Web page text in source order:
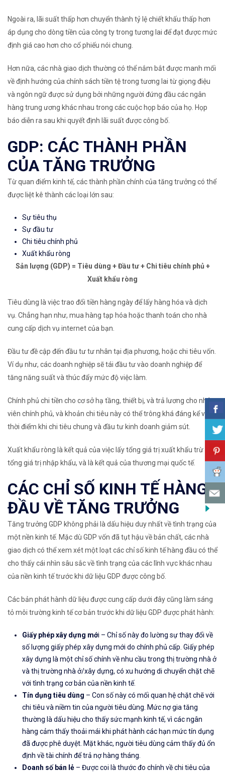
Ngoài ra, lãi suất thấp hơn chuyển thành tỷ lệ chiết khấu thấp hơn
áp dụng cho dòng tiền của công ty trong tương lai để đạt được mức
định giá cao hơn cho cổ phiếu nói chung.
Hơn nữa, các nhà giao dịch thường có thể nắm bắt được manh mối
về định hướng của chính sách tiền tệ trong tương lai từ giọng điệu
và ngôn ngữ được sử dụng bởi những người đứng đầu các ngân
hàng trung ương khác nhau trong các cuộc họp báo của họ. Họp
báo diễn ra sau khi quyết định lãi suất được công bố.
GDP: CÁC THÀNH PHẦN
CỦA TĂNG TRƯỞNG
Từ quan điểm kinh tế, các thành phần chính của tăng trưởng có thể
được liệt kê thành các loại lớn sau:
Sự tiêu thụ
Sự đầu tư
Chi tiêu chính phủ
Xuất khẩu ròng
Sản lượng (GDP) = Tiêu dùng + Đầu tư + Chi tiêu chính phủ +
Xuất khẩu ròng
Tiêu dùng là việc trao đổi tiền hàng ngày để lấy hàng hóa và dịch
vụ. Chẳng hạn như, mua hàng tạp hóa hoặc thanh toán cho nhà
cung cấp dịch vụ internet của bạn.
Đầu tư đề cập đến đầu tư tư nhân tại địa phương, hoặc chi tiêu vốn.
Ví dụ như, các doanh nghiệp sẽ tái đầu tư vào doanh nghiệp để
tăng năng suất và thúc đẩy mức độ việc làm.
Chính phủ chi tiền cho cơ sở hạ tầng, thiết bị, và trả lương cho nhân
viên chính phủ, và khoản chi tiêu này có thể trông khá đáng kể vào
thời điểm khi chi tiêu chung và đầu tư kinh doanh giảm sút.
Xuất khẩu ròng là kết quả của việc lấy tổng giá trị xuất khẩu trừ đi
tổng giá trị nhập khẩu, và là kết quả của thương mại quốc tế.
CÁC CHỈ SỐ KINH TẾ HÀNG
ĐẦU VỀ TĂNG TRƯỞNG
Tăng trưởng GDP không phải là dấu hiệu duy nhất về tình trạng của
một nền kinh tế. Mặc dù GDP vốn đã tụt hậu về bản chất, các nhà
giao dịch có thể xem xét một loạtcác chỉ số kinh tế hàng đầu có thể
cho thấy cái nhìn sâu sắc về tình trạng của các lĩnh vực khác nhau
của nền kinh tế trước khi dữ liệu GDP được công bố.
Các bản phát hành dữ liệu được cung cấp dưới đây cũng làm sáng
tỏ môi trường kinh tế cơ bản trước khi dữ liệu GDP được phát hành:
Giấy phép xây dựng mới – Chỉ số này đo lường sự thay đổi về
số lượng giấy phép xây dựng mới do chính phủ cấp. Giấy phép
xây dựng là một chỉ số chính về nhu cầu trong thị trường nhà ở
và thị trường nhà ở/xây dựng, có xu hướng di chuyển chặt chẽ
với tình trạng cơ bản của nền kinh tế.
Tín dụng tiêu dùng – Con số này có mối quan hệ chặt chẽ với
chi tiêu và niềm tin của người tiêu dùng. Mức nợ gia tăng
thường là dấu hiệu cho thấy sức mạnh kinh tế, vì các ngân
hàng cảm thấy thoải mái khi phát hành các hạn mức tín dụng
đã được phê duyệt. Mặt khác, người tiêu dùng cảm thấy đủ ổn
định về tài chính để trả nợ hàng tháng.
Doanh số bán lẻ – Được coi là thước đo chính về chi tiêu của